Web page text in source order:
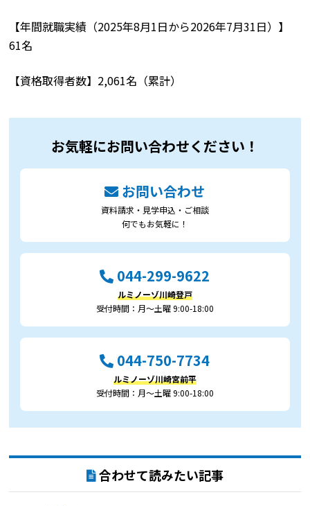
【年間就職実績（2025年8月1日から2026年7月31日）】
61名
【資格取得者数】2,061名（累計）
お気軽にお問い合わせください！
お問い合わせ
資料請求・見学申込・ご相談
何でもお気軽に！
044-299-9622
ルミノーゾ川崎登戸
受付時間：月～土曜 9:00-18:00
044-750-7734
ルミノーゾ川崎宮前平
受付時間：月～土曜 9:00-18:00
合わせて読みたい記事